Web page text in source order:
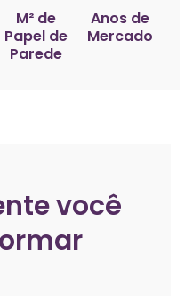
M² de
Papel de
Parede
Anos de
Mercado
você